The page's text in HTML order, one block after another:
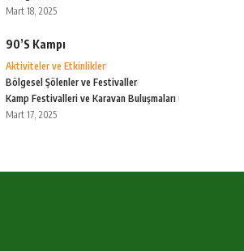
Mart 18, 2025
90’S Kampı
Aktiviteler ve Etkinlikler
Bölgesel Şölenler ve Festivaller
Kamp Festivalleri ve Karavan Buluşmaları
Mart 17, 2025